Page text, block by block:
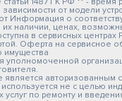
зависимости от модели
Информация о
их наличии, ценах,
в сервисных
Оферта на сервисное
имущества
уполномоченной
авторизованным
не с целью
услуг по ремонту и